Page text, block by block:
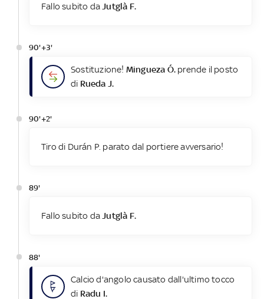
Fallo subito da Jutglà F.
90'+3'
Sostituzione! Mingueza Ó. prende il posto
di Rueda J.
90'+2'
Tiro di Durán P. parato dal portiere avversario!
89'
Fallo subito da Jutglà F.
88'
Calcio d'angolo causato dall'ultimo tocco
di Radu I.